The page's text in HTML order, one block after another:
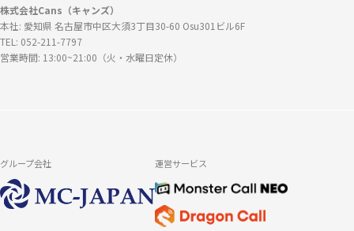
株式会社Cans（キャンズ）
本社: 愛知県 名古屋市中区大須3丁目30-60 Osu301ビル6F
TEL: 052-211-7797
営業時間: 13:00~21:00（火・水曜日定休）
グループ会社 運営サービス